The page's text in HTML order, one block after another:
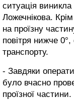
ситуація
Ложечнікова.
на проїзну
повітря нижче
транспорту.
- Завдяки
було вчасно
проїзної частини.